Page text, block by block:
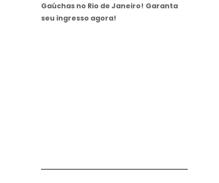
Gaúchas no Rio de Janeiro! Garanta
seu ingresso agora!